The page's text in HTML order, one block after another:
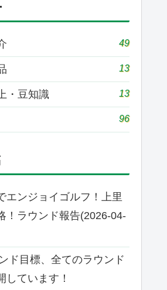
49
13
・豆知識 13
96
エンジョイゴルフ！上里
！ラウンド報告(2026-04-
ド目標、全てのラウンド
しています！